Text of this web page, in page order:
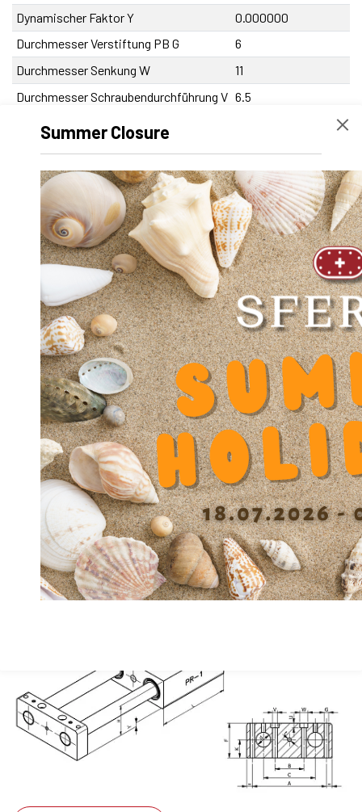
Dynamischer Faktor Y
0.000000
Durchmesser Verstiftung PB G
6
Durchmesser Senkung W
11
Durchmesser Schraubendurchführung V 6.5
Durchmesser frontal Loch PB t
Durchmesser Wellenloch d
25
Durchmesser Lager-Löcher D
40
Differenz Höhe PB-PR Y
2
Achsabstand Stift PB A
114
Achsabstand Wellenlöcher C
80
Achsabstand Schrauben PB B
42
Höhe F
54
Gesamthöhe Element H
56
Höhe Wellenlöcher K
56
Breite L
132
Länge Stabhalter PB
22
Material
GG
Tiefe Senkung U
6.5
Summer Closure